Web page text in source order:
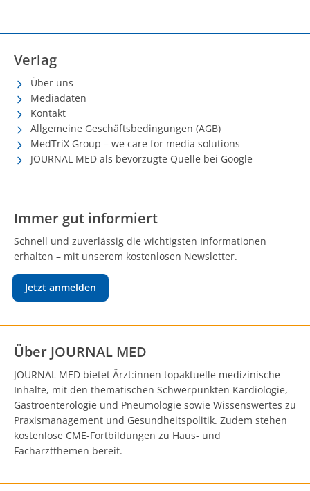
Verlag
Über uns
Mediadaten
Kontakt
Allgemeine Geschäftsbedingungen (AGB)
MedTriX Group – we care for media solutions
JOURNAL MED als bevorzugte Quelle bei Google
Immer gut informiert
Schnell und zuverlässig die wichtigsten Informationen
erhalten – mit unserem kostenlosen Newsletter.
Jetzt anmelden
Über JOURNAL MED
JOURNAL MED bietet Ärzt:innen topaktuelle medizinische
Inhalte, mit den thematischen Schwerpunkten Kardiologie,
Gastroenterologie und Pneumologie sowie Wissenswertes zu
Praxismanagement und Gesundheitspolitik. Zudem stehen
kostenlose CME-Fortbildungen zu Haus- und
Facharztthemen bereit.